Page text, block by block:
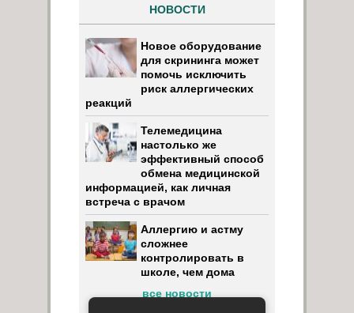
НОВОСТИ
Новое оборудование
для скрининга может
помочь исключить
риск аллергических
реакций
Телемедицина
настолько же
эффективный способ
обмена медицинской
информацией, как личная
встреча с врачом
Аллергию и астму
сложнее
контролировать в
школе, чем дома
все новости